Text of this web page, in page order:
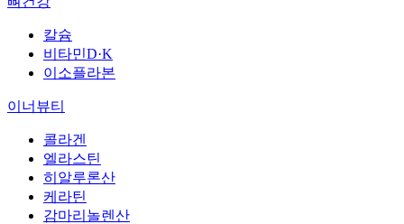
칼슘
비타민D·K
이소플라본
이너뷰티
콜라겐
엘라스틴
히알루론산
케라틴
감마리놀렌산